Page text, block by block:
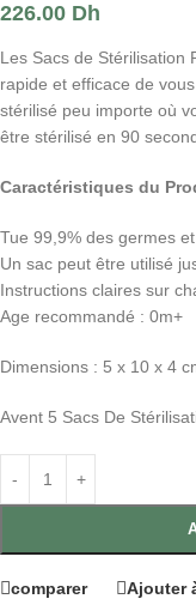
226.00 Dh
Les Sacs de Stérilisation
rapide et efficace de
stérilisé peu importe où
être stérilisé en 90
Caractéristiques du
Tue 99,9% des germes
Un sac peut être utilisé
Instructions claires sur
Age recommandé : 0m+
Dimensions : 5 x 10 x 4
Avent 5 Sacs De
comparer Ajouter